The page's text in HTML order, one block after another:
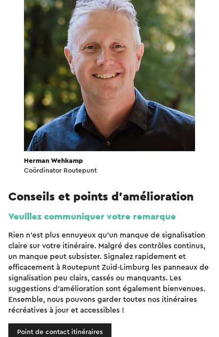
Herman Wehkamp
Coördinator Routepunt
Conseils et points d'amélioration
Veuillez communiquer votre remarque
Rien n'est plus ennuyeux qu'un manque de signalisation
claire sur votre itinéraire. Malgré des contrôles continus,
un manque peut subsister. Signalez rapidement et
efficacement à Routepunt Zuid-Limburg les panneaux de
signalisation peu clairs, cassés ou manquants. Les
suggestions d'amélioration sont également bienvenues.
Ensemble, nous pouvons garder toutes nos itinéraires
récréatives à jour et accessibles !
Point de contact itinéraires